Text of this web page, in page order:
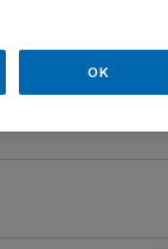
wenige
erstem
OK